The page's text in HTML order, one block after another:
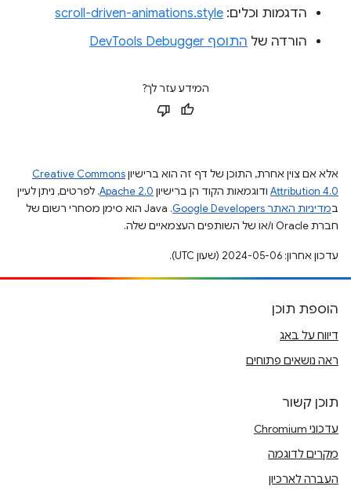
הדגמות וכלים: scroll-driven-animations.style
הורדה של התוסף DevTools Debugger
המידע עזר לך?
אלא אם צוין אחרת, התוכן של דף זה הוא ברישיוןCreative Commons
Attribution 4.0 ודוגמאות הקוד הן ברישיון Apache 2.0. לפרטים, ניתן לעיין
במדיניות האתר Google Developers‏
.‏ Java הוא סימן מסחרי רשום של
חברת Oracle ו/או של השותפים העצמאיים שלה.
עדכון אחרון: 2024-05-06 (שעון UTC).
הוספת תוכן
דיווח על באג
ראה נושאים פתוחים
תוכן קשור
עדכוני Chromium
מקרים לדוגמה
העברה לארכיון